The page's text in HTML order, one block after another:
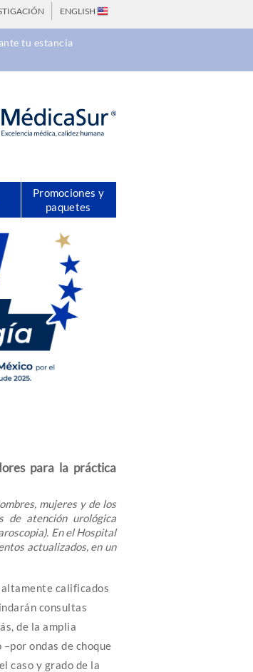
ENGLISH
tu estancia
Promociones y
paquetes
para la práctica
mujeres y de los
de atención urológica
En el Hospital
actualizados, en un
calificados
consultas
de la amplia
ondas de choque
caso y grado de la